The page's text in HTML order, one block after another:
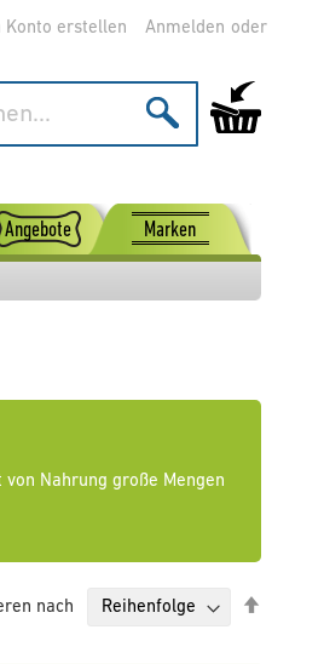
Konto erstellen Anmelden
Mein
Angebote Marken
Nahrung große Mengen
nach